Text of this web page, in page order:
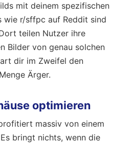
mit deinem spezifischen
wie r/sffpc auf Reddit sind
teilen Nutzer ihre
Bilder von genau solchen
dir im Zweifel den
Ärger.
optimieren
massiv von einem
bringt nichts, wenn die